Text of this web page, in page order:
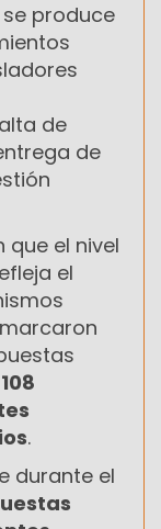
produce
de
de
que el nivel
el
108
.
durante el